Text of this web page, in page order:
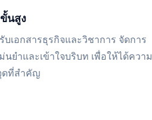
นสูง
เอกสารธุรกิจและวิชาการ จัดการ
ยำและเข้าใจบริบท เพื่อให้ได้ความ
ดที่สำคัญ